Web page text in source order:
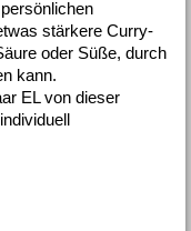
stärkere Curry-
oder Süße, durch
kann.
EL von dieser